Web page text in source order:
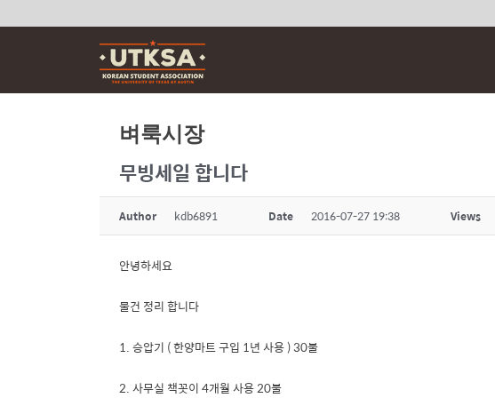
벼룩시장
무빙세일 합니다
Author kdb6891 Date 2016-07-27 19:38 Views
안녕하세요
물건 정리 합니다
1. 승압기 ( 한양마트 구입 1년 사용 ) 30불
2. 사무실 책꼿이 4개월 사용 20불